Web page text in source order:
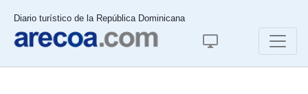
Diario turístico de la República Dominicana